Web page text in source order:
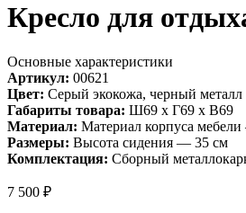
Кресло для
Основные характеристики
Артикул: 00621
Цвет: Серый экокожа, черный металл
Габариты товара: Ш69 х Г69 х В69
Материал: Материал корпуса
Размеры: Высота сидения — 35 см
Комплектация: Сборный
7 500 ₽